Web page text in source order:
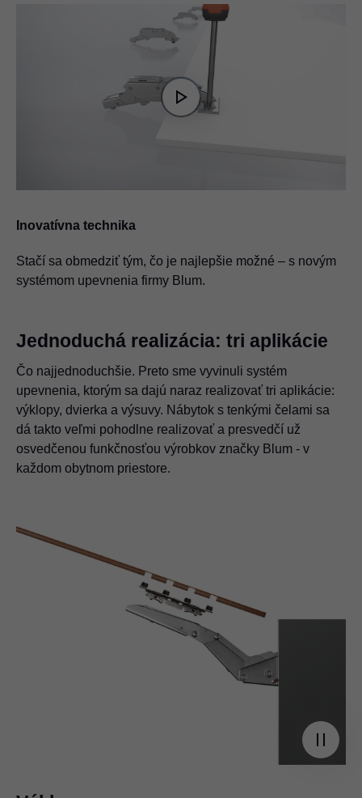
Video
Player
loading.Play
Video
Inovatívna technika
Stačí sa obmedziť tým, čo je najlepšie možné – s novým
systémom upevnenia firmy Blum.
Jednoduchá realizácia: tri aplikácie
Čo najjednoduchšie. Preto sme vyvinuli systém
upevnenia, ktorým sa dajú naraz realizovať tri aplikácie:
výklopy, dvierka a výsuvy. Nábytok s tenkými čelami sa
dá takto veľmi pohodlne realizovať a presvedčí už
osvedčenou funkčnosťou výrobkov značky Blum - v
každom obytnom priestore.